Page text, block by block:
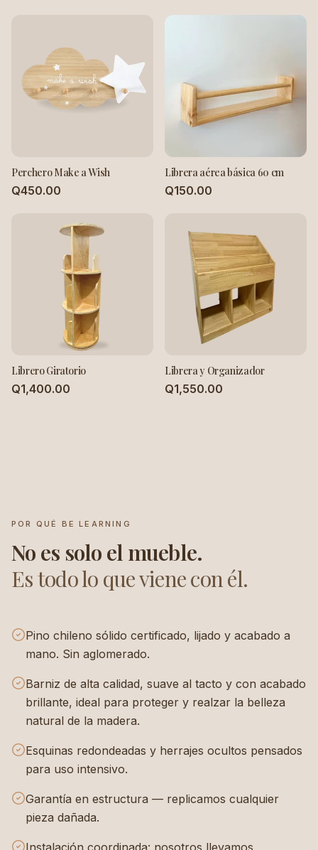
Perchero Make a Wish
Q450.00
Librera aérea básica 60 cm
Q150.00
Librero Giratorio
Q1,400.00
Librera y Organizador
Q1,550.00
POR QUÉ BE LEARNING
No es solo el mueble.
Es todo lo que viene con él.
Pino chileno sólido certificado, lijado y acabado a
mano. Sin aglomerado.
Barniz de alta calidad, suave al tacto y con acabado
brillante, ideal para proteger y realzar la belleza
natural de la madera.
Esquinas redondeadas y herrajes ocultos pensados
para uso intensivo.
Garantía en estructura — replicamos cualquier
pieza dañada.
Instalación coordinada: nosotros llevamos,